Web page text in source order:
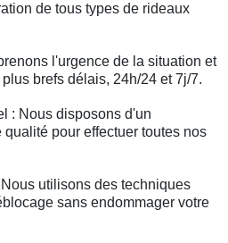
de tous types de rideaux
l'urgence de la situation et
brefs délais, 24h/24 et 7j/7.
: Nous disposons d'un
pour effectuer toutes nos
utilisons des techniques
sans endommager votre